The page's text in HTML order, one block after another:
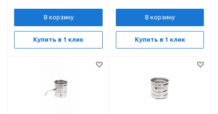
В корзину
Купить в 1 клик
В корзину
Купить в 1 клик